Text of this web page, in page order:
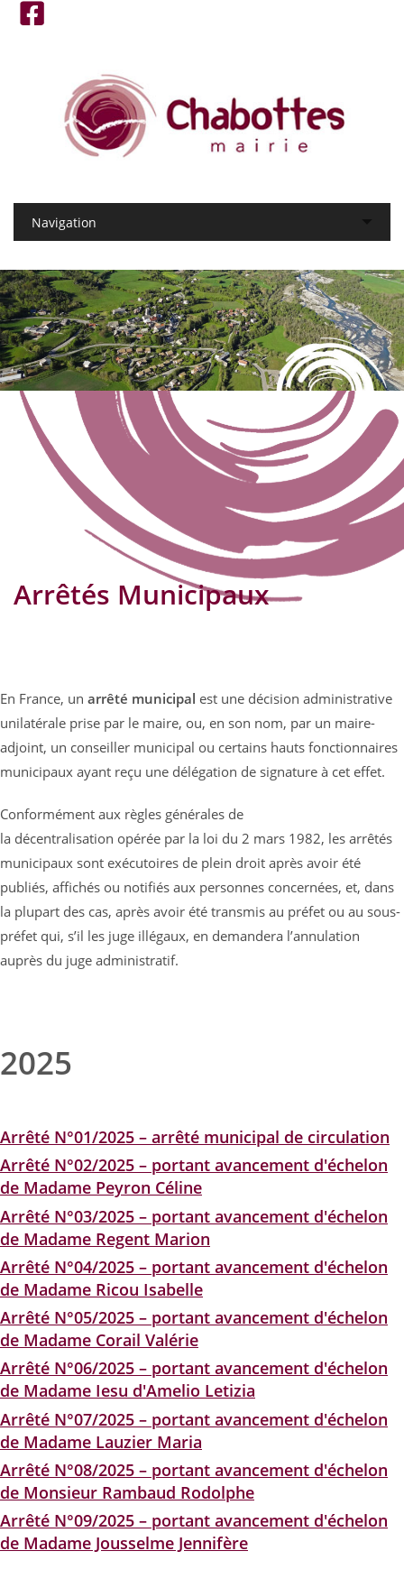
Arrêtés Municipaux
En France, un arrêté municipal est une décision administrative
unilatérale prise par le maire, ou, en son nom, par un maire-
adjoint, un conseiller municipal ou certains hauts fonctionnaires
municipaux ayant reçu une délégation de signature à cet effet.
Conformément aux règles générales de
la décentralisation opérée par la loi du 2 mars 1982, les arrêtés
municipaux sont exécutoires de plein droit après avoir été
publiés, affichés ou notifiés aux personnes concernées, et, dans
la plupart des cas, après avoir été transmis au préfet ou au sous-
préfet qui, s’il les juge illégaux, en demandera l’annulation
auprès du juge administratif.
2025
Arrêté N°01/2025 – arrêté municipal de circulation
Arrêté N°02/2025 – portant avancement d'échelon
de Madame Peyron Céline
Arrêté N°03/2025 – portant avancement d'échelon
de Madame Regent Marion
Arrêté N°04/2025 – portant avancement d'échelon
de Madame Ricou Isabelle
Arrêté N°05/2025 – portant avancement d'échelon
de Madame Corail Valérie
Arrêté N°06/2025 – portant avancement d'échelon
de Madame Iesu d'Amelio Letizia
Arrêté N°07/2025 – portant avancement d'échelon
de Madame Lauzier Maria
Arrêté N°08/2025 – portant avancement d'échelon
de Monsieur Rambaud Rodolphe
Arrêté N°09/2025 – portant avancement d'échelon
de Madame Jousselme Jennifère